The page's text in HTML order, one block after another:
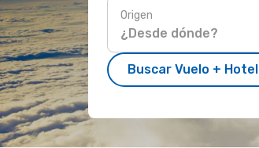
Origen
Buscar Vuelo + Hotel